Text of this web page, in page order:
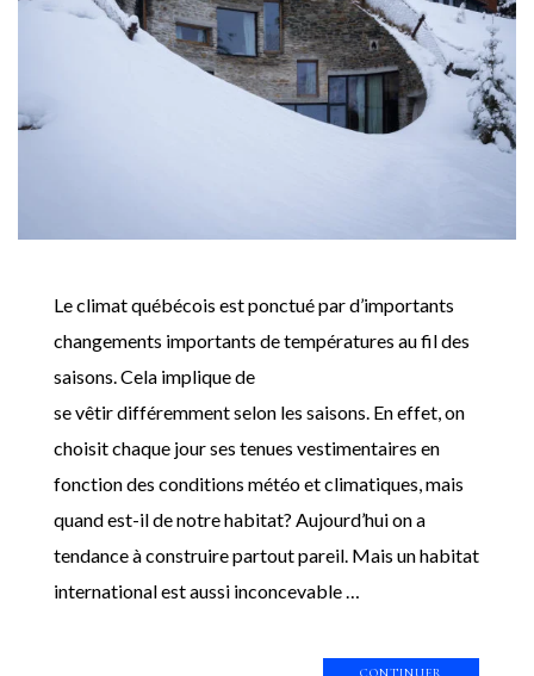
Le climat québécois est ponctué par d’importants
changements importants de températures au fil des
saisons. Cela implique de
se vêtir différemment selon les saisons. En effet, on
choisit chaque jour ses tenues vestimentaires en
fonction des conditions météo et climatiques, mais
quand est-il de notre habitat? Aujourd’hui on a
tendance à construire partout pareil. Mais un habitat
international est aussi inconcevable …